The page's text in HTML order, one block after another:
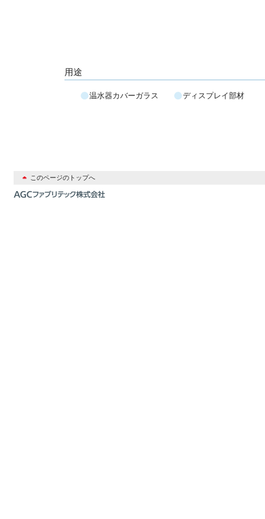
用途
温水器カバーガラス ディスプレイ部材
このページのトップへ